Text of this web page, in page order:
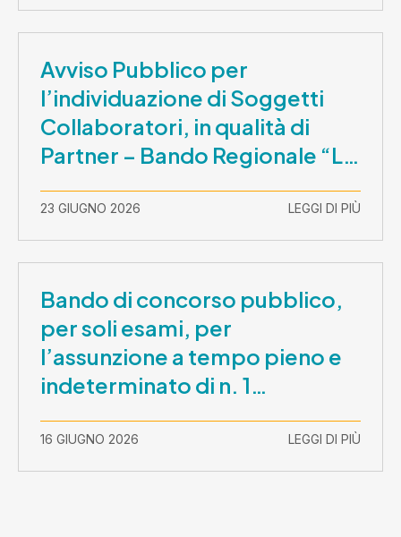
Avviso Pubblico per
l’individuazione di Soggetti
Collaboratori, in qualità di
Partner – Bando Regionale “La
Lombardia è dei Giovani 2026”
– CUP E81B26000210003
23 GIUGNO 2026 LEGGI DI PIÙ
Bando di concorso pubblico,
per soli esami, per
l’assunzione a tempo pieno e
indeterminato di n. 1
Assistente Sociale –
Comunicazione prova scritta e
prova orale
16 GIUGNO 2026 LEGGI DI PIÙ